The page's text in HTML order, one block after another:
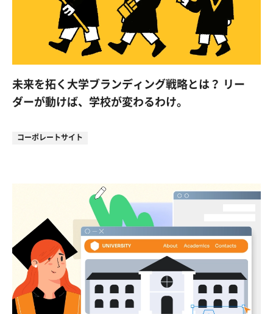
未来を拓く大学ブランディング戦略とは？ リー
ダーが動けば、学校が変わるわけ。
コーポレートサイト